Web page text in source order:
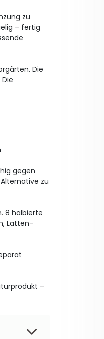
zu
– fertig
Die
gegen
zu
8 halbierte
Latten-
–